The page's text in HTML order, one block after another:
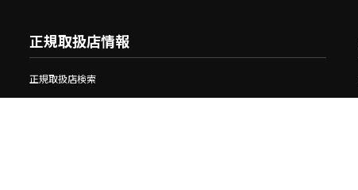
5 5 選択
正規取扱店情報
正規取扱店検索